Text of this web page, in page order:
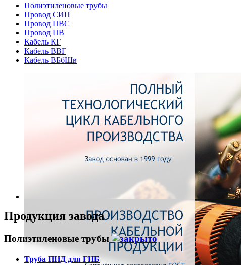
Полиэтиленовые трубы
Провод СИП
Провод ПВС
Провод ПВ
Кабель КГ
Кабель ВВГ
Кабель ВБбШв
Продукция завода
Полиэтиленовые трубы
Труба ПНД для ГНБ